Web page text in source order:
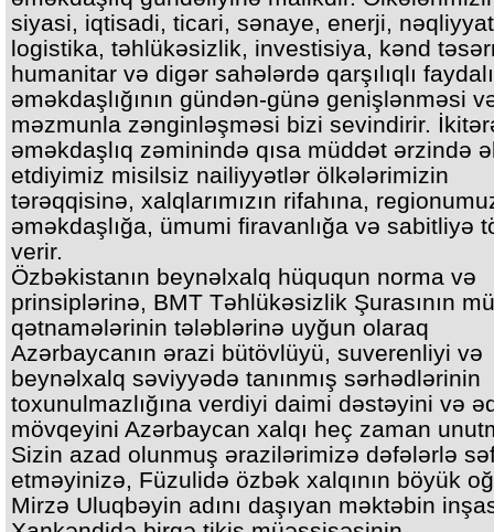
siyasi, iqtisadi, ticari, sənaye, enerji,
logistika, təhlükəsizlik, investisiya, kənd
humanitar və digər sahələrdə qarşılıqlı faydalı
əməkdaşlığının gündən-günə genişlənməsi
məzmunla zənginləşməsi bizi sevindirir.
əməkdaşlıq zəminində qısa müddət ərzində
etdiyimiz misilsiz nailiyyətlər ölkələrimizin
tərəqqisinə, xalqlarımızın rifahına,
əməkdaşlığa, ümumi firavanlığa və sabitliyə
verir.
Özbəkistanın beynəlxalq hüququn norma və
prinsiplərinə, BMT Təhlükəsizlik Şurasının
qətnamələrinin tələblərinə uyğun olaraq
Azərbaycanın ərazi bütövlüyü, suverenliyi və
beynəlxalq səviyyədə tanınmış sərhədlərinin
toxunulmazlığına verdiyi daimi dəstəyini və
mövqeyini Azərbaycan xalqı heç zaman
Sizin azad olunmuş ərazilərimizə dəfələrlə
etməyinizə, Füzulidə özbək xalqının böyük
Mirzə Uluqbəyin adını daşıyan məktəbin